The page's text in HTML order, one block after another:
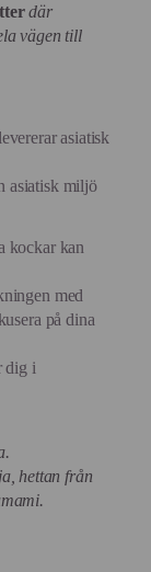
där
vägen till
asiatisk
asiatisk miljö
kockar kan
med
på dina
dig i
hettan från